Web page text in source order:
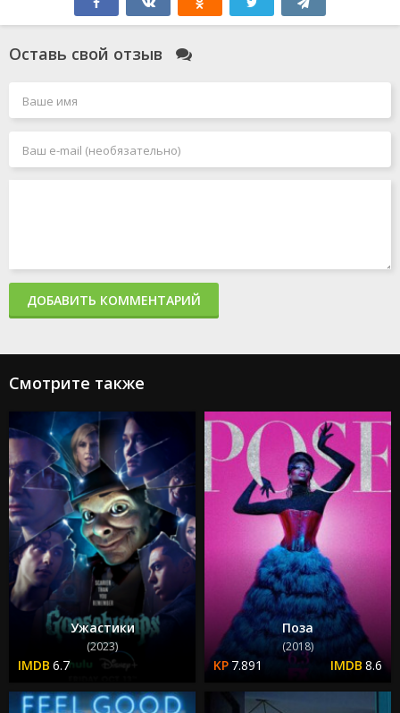
Оставь свой отзыв
ДОБАВИТЬ КОММЕНТАРИЙ
Смотрите также
Ужастики
(2023)
6.7
Поза
(2018)
7.891 8.6